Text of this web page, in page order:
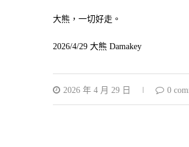
大熊，一切好走。
2026/4/29 大熊 Damakey
2026 年 4 月 29 日 0